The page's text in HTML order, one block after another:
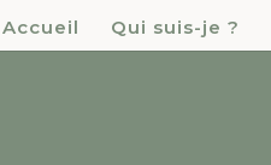
Accueil Qui suis-je ?